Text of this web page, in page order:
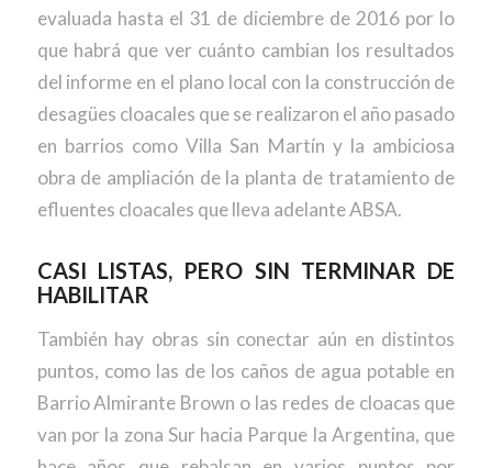
evaluada hasta el 31 de diciembre de 2016 por lo
que habrá que ver cuánto cambian los resultados
del informe en el plano local con la construcción de
desagües cloacales que se realizaron el año pasado
en barrios como Villa San Martín y la ambiciosa
obra de ampliación de la planta de tratamiento de
efluentes cloacales que lleva adelante ABSA.
CASI LISTAS, PERO SIN TERMINAR DE
HABILITAR
También hay obras sin conectar aún en distintos
puntos, como las de los caños de agua potable en
Barrio Almirante Brown o las redes de cloacas que
van por la zona Sur hacia Parque la Argentina, que